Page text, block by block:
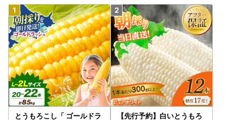
とうもろこし「 ゴールドラ
【先行予約】白いとうもろ